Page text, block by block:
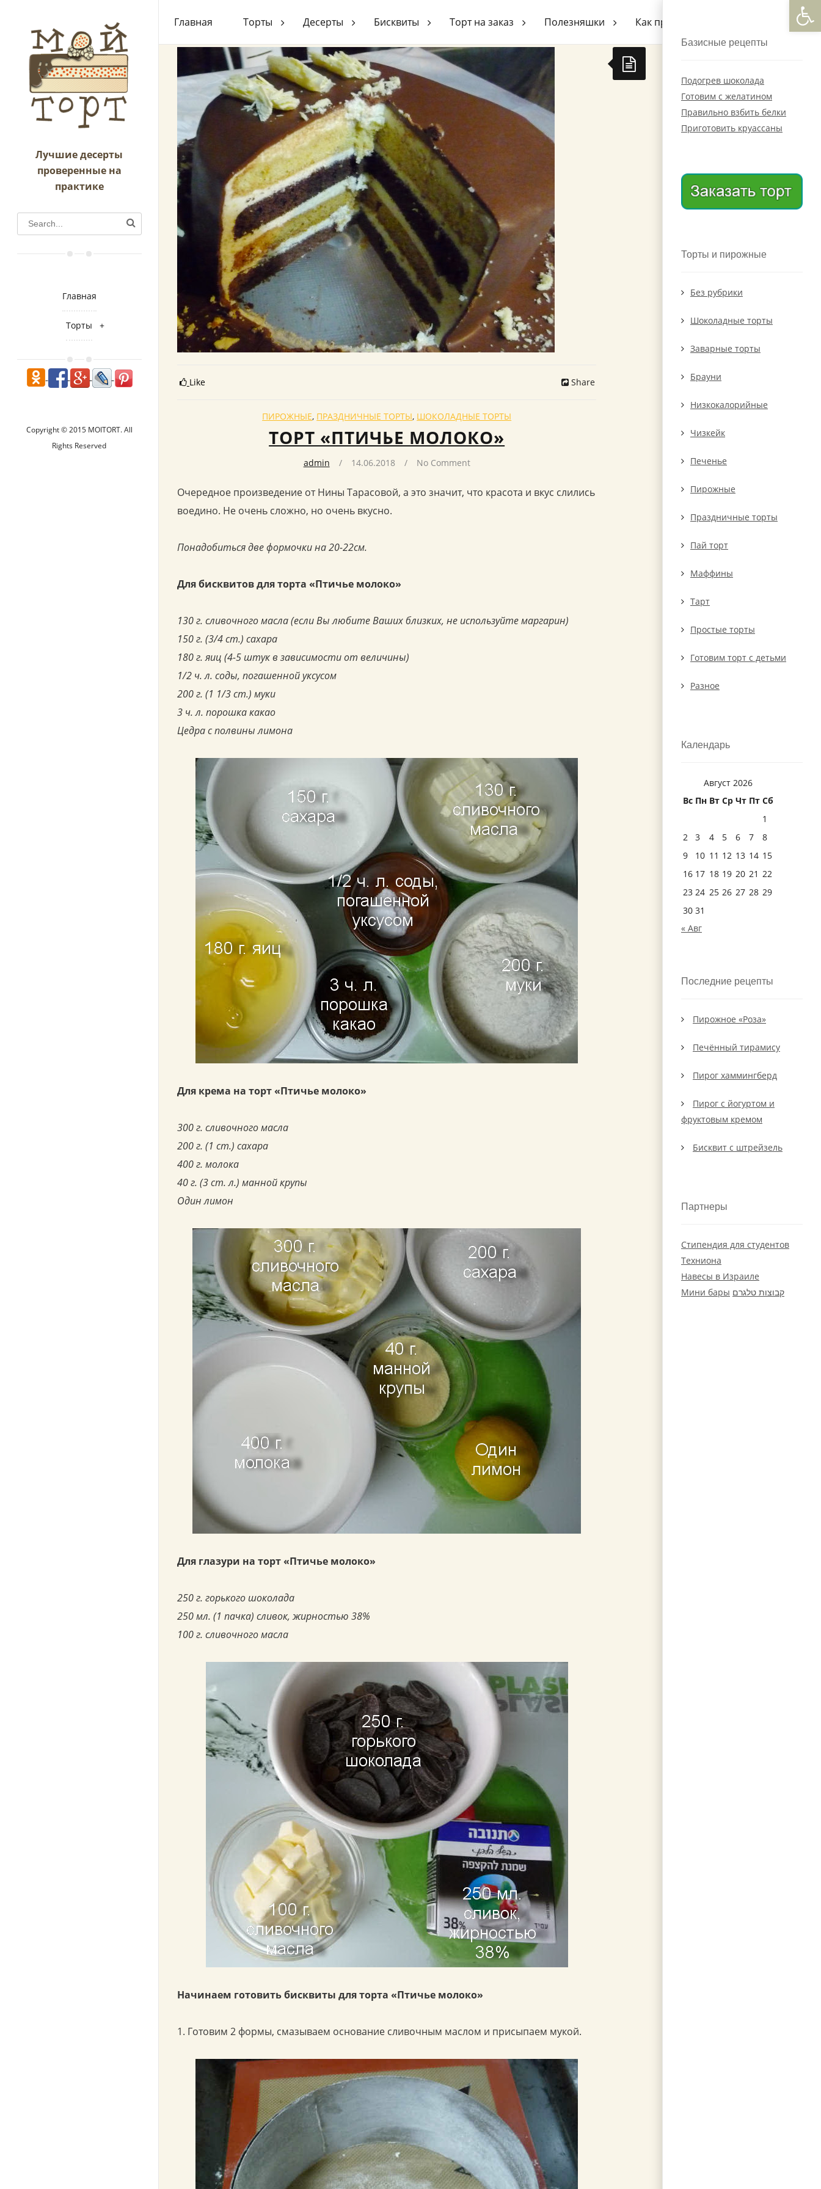
Лучшие десерты
проверенные на
практике
Главная
Торты
Copyright © 2015 MOITORT. All
Rights Reserved
Главная Торты Десерты Бисквиты Торт на заказ Полезняшки Как приготовить
Like Share
ПИРОЖНЫЕ, ПРАЗДНИЧНЫЕ ТОРТЫ, ШОКОЛАДНЫЕ ТОРТЫ
ТОРТ «ПТИЧЬЕ МОЛОКО»
admin 14.06.2018 No Comment
Очередное произведение от Нины Тарасовой, а это значит, что красота и вкус слились
воедино. Не очень сложно, но очень вкусно.
Понадобиться две формочки на 20-22см.
Для бисквитов для торта «Птичье молоко»
130 г. сливочного масла (если Вы любите Ваших близких, не используйте маргарин)
150 г. (3/4 ст.) сахара
180 г. яиц (4-5 штук в зависимости от величины)
1/2 ч. л. соды, погашенной уксусом
200 г. (1 1/3 ст.) муки
3 ч. л. порошка какао
Цедра с полвины лимона
Для крема на торт «Птичье молоко»
300 г. сливочного масла
200 г. (1 ст.) сахара
400 г. молока
40 г. (3 ст. л.) манной крупы
Один лимон
Для глазури на торт «Птичье молоко»
250 г. горького шоколада
250 мл. (1 пачка) сливок, жирностью 38%
100 г. сливочного масла
Начинаем готовить бисквиты для торта «Птичье молоко»
1. Готовим 2 формы, смазываем основание сливочным маслом и присыпаем мукой.
Базисные рецепты
Подогрев шоколада
Готовим с желатином
Правильно взбить белки
Приготовить круассаны
Торты и пирожные
Без рубрики
Шоколадные торты
Заварные торты
Брауни
Низкокалорийные
Чизкейк
Печенье
Пирожные
Праздничные торты
Пай торт
Маффины
Тарт
Простые торты
Готовим торт с детьми
Разное
Календарь
Август 2026
Вс Пн Вт Ср Чт Пт Сб
1
2
3 4 5 6 7
8
9
10 11 12 13 14 15
16 17 18 19 20 21 22
23 24 25 26 27 28 29
30 31
« Авг
Последние рецепты
Пирожное «Роза»
Печённый тирамису
Пирог хаммингберд
Пирог с йогуртом и
фруктовым кремом
Бисквит с штрейзель
Партнеры
Стипендия для студентов
Техниона
Навесы в Израиле
Мини бары קבוצות טלגרם